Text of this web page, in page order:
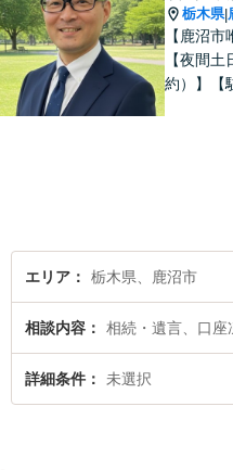
栃木県|
【鹿沼市
【夜間
約）】【
エリア 栃木県、鹿沼市
相談内容 相続・遺言、口座
詳細条件 未選択